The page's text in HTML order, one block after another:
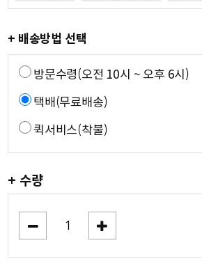
+ 배송방법 선택
방문수령(오전 10시 ~ 오후 6시)
택배(무료배송)
퀵서비스(착불)
+ 수량